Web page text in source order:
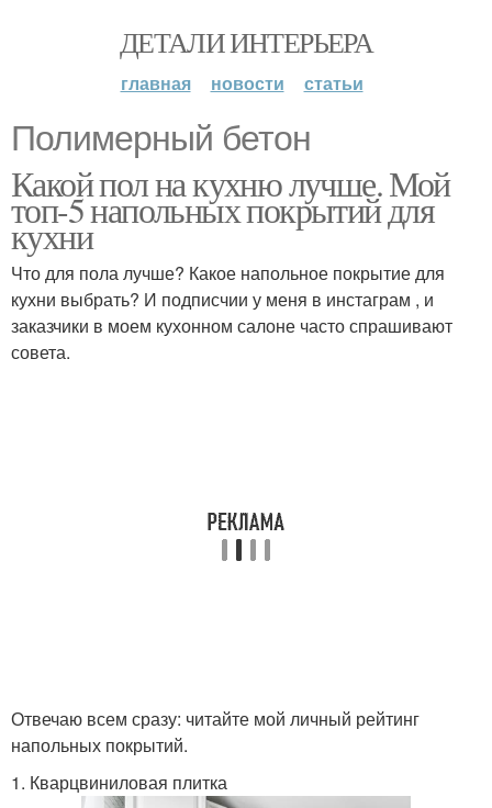
ДЕТАЛИ ИНТЕРЬЕРА
главная новости статьи
Полимерный бетон
Какой пол на кухню лучше. Мой
топ-5 напольных покрытий для
кухни
Что для пола лучше? Какое напольное покрытие для
кухни выбрать? И подписчии у меня в инстаграм , и
заказчики в моем кухонном салоне часто спрашивают
совета.
Отвечаю всем сразу: читайте мой личный рейтинг
напольных покрытий.
1. Кварцвиниловая плитка